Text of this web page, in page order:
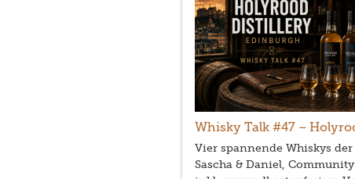
Whisky Talk #47 –
Vier spannende Whiskys
Sascha & Daniel,